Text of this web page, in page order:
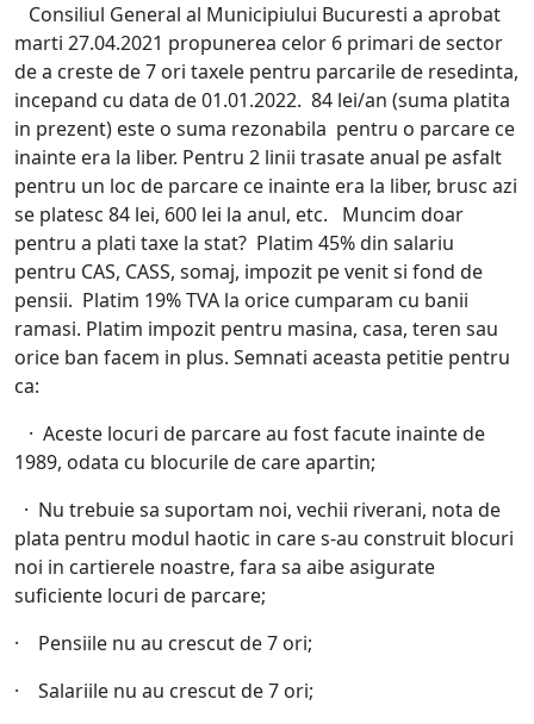
Consiliul General al Municipiului Bucuresti a aprobat
marti 27.04.2021 propunerea celor 6 primari de sector
de a creste de 7 ori taxele pentru parcarile de resedinta,
incepand cu data de 01.01.2022. 84 lei/an (suma platita
in prezent) este o suma rezonabila pentru o parcare ce
inainte era la liber. Pentru 2 linii trasate anual pe asfalt
pentru un loc de parcare ce inainte era la liber, brusc azi
se platesc 84 lei, 600 lei la anul, etc. Muncim doar
pentru a plati taxe la stat? Platim 45% din salariu
pentru CAS, CASS, somaj, impozit pe venit si fond de
pensii. Platim 19% TVA la orice cumparam cu banii
ramasi. Platim impozit pentru masina, casa, teren sau
orice ban facem in plus. Semnati aceasta petitie pentru
ca:
· Aceste locuri de parcare au fost facute inainte de
1989, odata cu blocurile de care apartin;
· Nu trebuie sa suportam noi, vechii riverani, nota de
plata pentru modul haotic in care s-au construit blocuri
noi in cartierele noastre, fara sa aibe asigurate
suficiente locuri de parcare;
· Pensiile nu au crescut de 7 ori;
· Salariile nu au crescut de 7 ori;